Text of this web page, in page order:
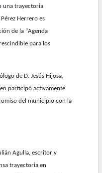
una trayectoria
Herrero es
de la "Agenda
para los
de D. Jesús Hijosa,
participó activamente
del municipio con la
Agulla, escritor y
trayectoria en